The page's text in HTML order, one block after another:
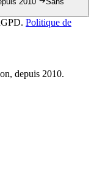
Politique de
depuis 2010.